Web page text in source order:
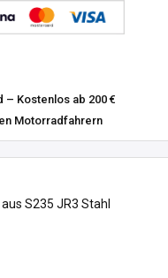
Kostenlos ab 200 €
Motorradfahrern
S235 JR3 Stahl